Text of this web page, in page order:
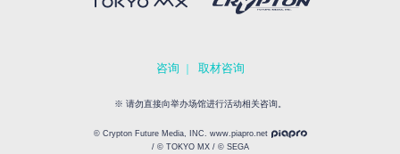
咨询 ｜ 取材咨询
※ 请勿直接向举办场馆进行活动相关咨询。
© Crypton Future Media, INC. www.piapro.net
/ © TOKYO MX / © SEGA